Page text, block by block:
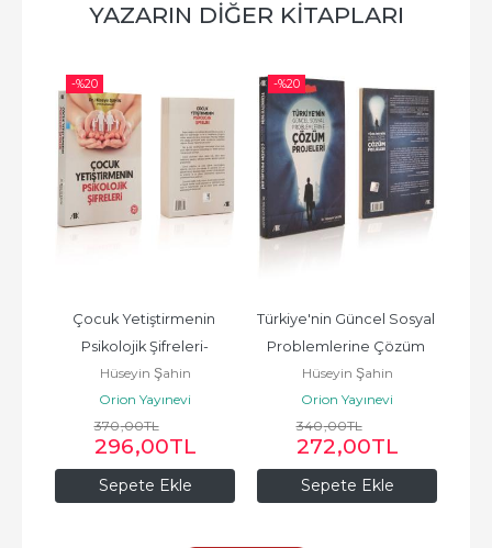
YAZARIN DIĞER KITAPLARI
-%20
Sepete Ekle
Çocuk Yetiştirmenin
Psikolojik Şifreleri-
Hüseyin Şahin
Hüseyin Şahin
Orion Yayınevi
370,00TL
296,00TL
-%20
Sepete Ekle
Türkiye'nin Güncel Sosyal
Problemlerine Çözüm
Projeleri - Hüseyin Şahin
Hüseyin Şahin
Orion Yayınevi
340,00TL
272,00TL